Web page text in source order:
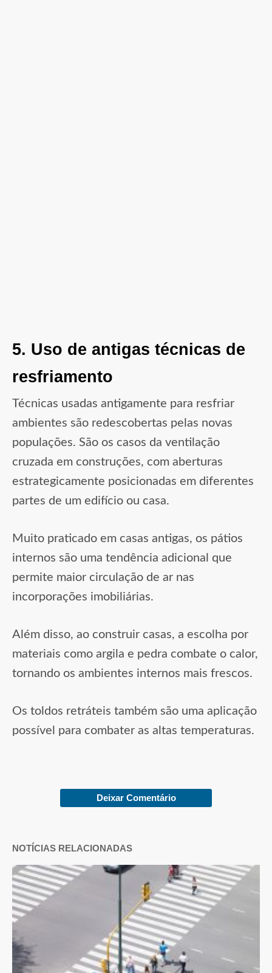
5. Uso de antigas técnicas de
resfriamento
Técnicas usadas antigamente para resfriar
ambientes são redescobertas pelas novas
populações. São os casos da ventilação
cruzada em construções, com aberturas
estrategicamente posicionadas em diferentes
partes de um edifício ou casa.
Muito praticado em casas antigas, os pátios
internos são uma tendência adicional que
permite maior circulação de ar nas
incorporações imobiliárias.
Além disso, ao construir casas, a escolha por
materiais como argila e pedra combate o calor,
tornando os ambientes internos mais frescos.
Os toldos retráteis também são uma aplicação
possível para combater as altas temperaturas.
Deixar Comentário
NOTÍCIAS RELACIONADAS